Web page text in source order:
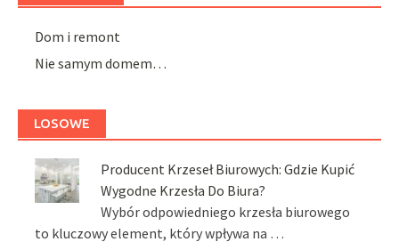
Dom i remont
Nie samym domem…
LOSOWE
Producent Krzeseł Biurowych: Gdzie Kupić
Wygodne Krzesła Do Biura?
Wybór odpowiedniego krzesła biurowego
to kluczowy element, który wpływa na …